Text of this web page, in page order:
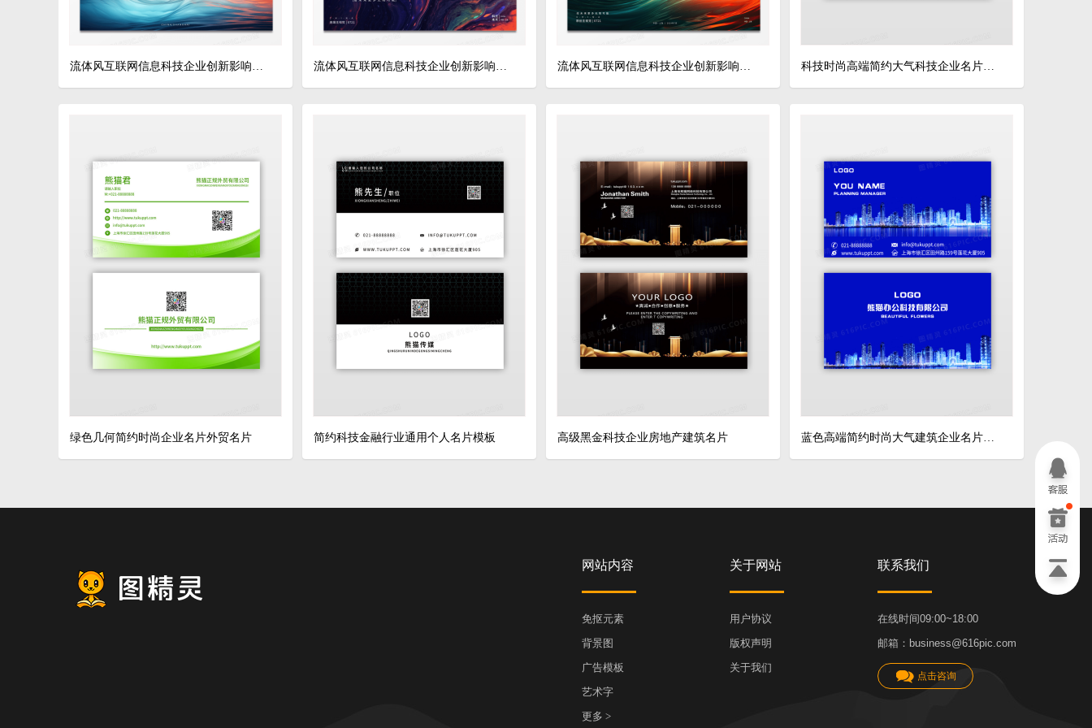
流体风互联网信息科技企业创新影响力年会背景展架科技展板 流体风互联网信息科技企业创新影响力年会背景展架科技展板 流体风互联网信息科技企业创新影响力年会背景展架科技展板 科技时尚高端简约大气科技企业名片设计模板
绿色几何简约时尚企业名片外贸名片 简约科技金融行业通用个人名片模板 高级黑金科技企业房地产建筑名片 蓝色高端简约时尚大气建筑企业名片设计模板
网站内容
免抠元素
背景图
广告模板
艺术字
更多 >
关于网站
用户协议
版权声明
关于我们
联系我们
在线时间09:00~18:00
邮箱：business@616pic.com
点击咨询